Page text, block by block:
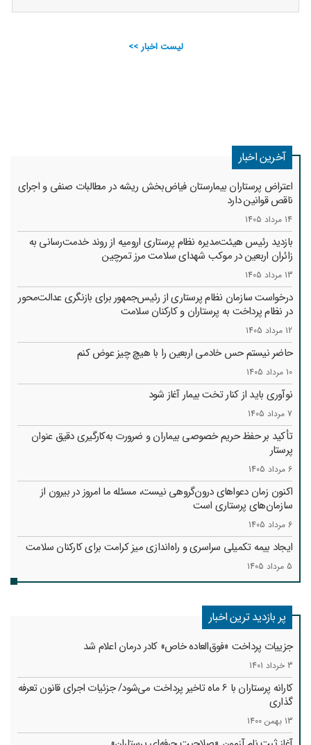
لیست اخبار >>
آخرین اخبار
اعتراض پرستاران بیمارستان فیاض‌بخش ریشه در مطالبات صنفی و اجرای
ناقص قوانین دارد
14 مرداد 1405
بازدید رئیس هیئت‌مدیره نظام پرستاری ارومیه از روند خدمت‌رسانی به
زائران اربعین در موکب شهدای سلامت مرز تمرچین
13 مرداد 1405
درخواست سازمان نظام پرستاری از رئیس‌جمهور برای بازنگری عدالت‌محور
در نظام پرداخت به پرستاران و کارکنان سلامت
12 مرداد 1405
حاضر نیستم حس خادمی اربعین را با هیچ چیز عوض کنم
10 مرداد 1405
نوآوری باید از کنار تخت بیمار آغاز شود
7 مرداد 1405
تأکید بر حفظ حریم خصوصی بیماران و ضرورت به‌کارگیری دقیق عنوان
پرستار
6 مرداد 1405
اکنون زمان دعواهای درون‌گروهی نیست، مسئله ما امروز در بیرون از
سازمان‌های پرستاری است
6 مرداد 1405
ایجاد بیمه تکمیلی سراسری و راه‌اندازی میز کرامت برای کارکنان سلامت
5 مرداد 1405
پر بازدید ترین اخبار
جزییات پرداخت «فوق‌العاده خاص» کادر درمان اعلام شد
3 خرداد 1401
کارانه‌ پرستاران با 6 ماه تاخیر پرداخت می‌شود/ جزئیات اجرای قانون تعرفه
گذاری
13 بهمن 1400